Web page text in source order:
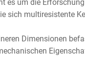
es um die
sich multiresistente
Dimensionen